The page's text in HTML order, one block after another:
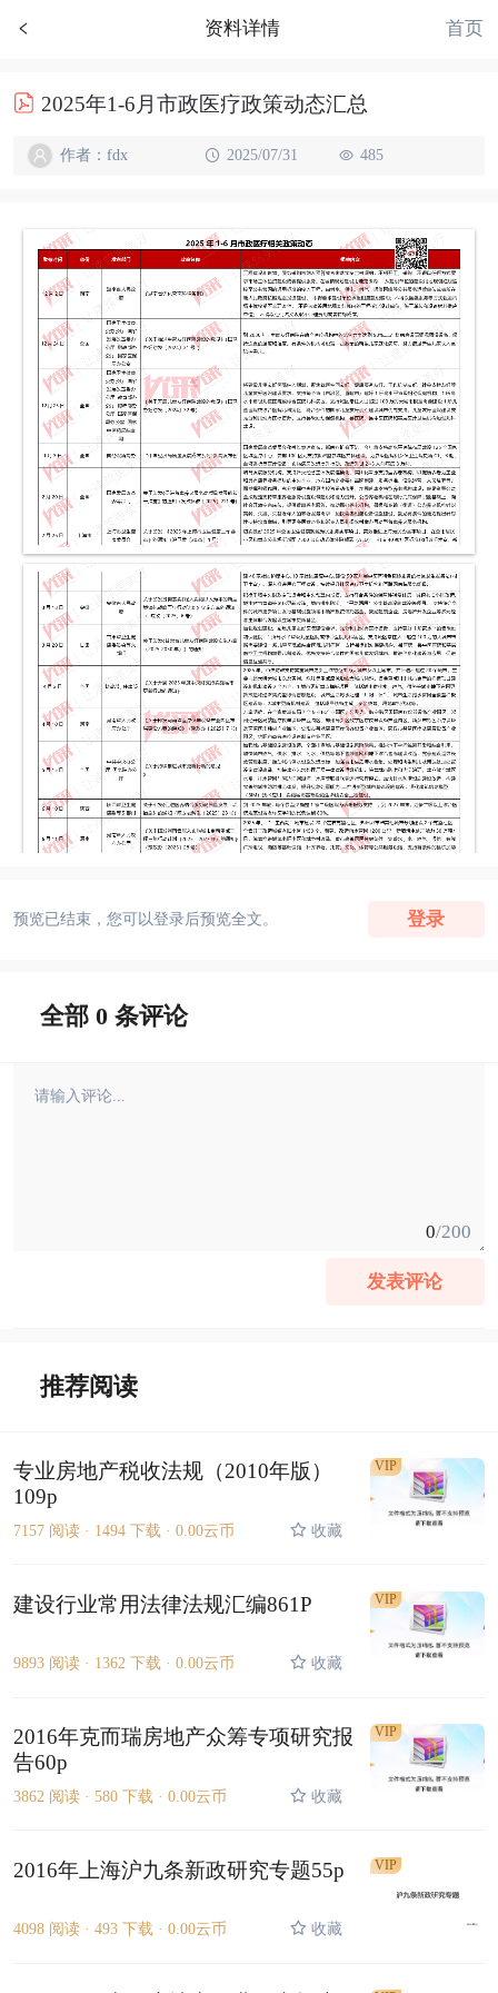
资料详情 首页
2025年1-6月市政医疗政策动态汇总
作者：fdx 2025/07/31 485
预览已结束，您可以登录后预览全文。 登录
全部 0 条评论
0/200
发表评论
推荐阅读
专业房地产税收法规（2010年版）
109p
7157 阅读 · 1494 下载 · 0.00云币 收藏
VIP
建设行业常用法律法规汇编861P
9893 阅读 · 1362 下载 · 0.00云币 收藏
VIP
2016年克而瑞房地产众筹专项研究报
告60p
3862 阅读 · 580 下载 · 0.00云币 收藏
VIP
2016年上海沪九条新政研究专题55p
4098 阅读 · 493 下载 · 0.00云币 收藏
VIP